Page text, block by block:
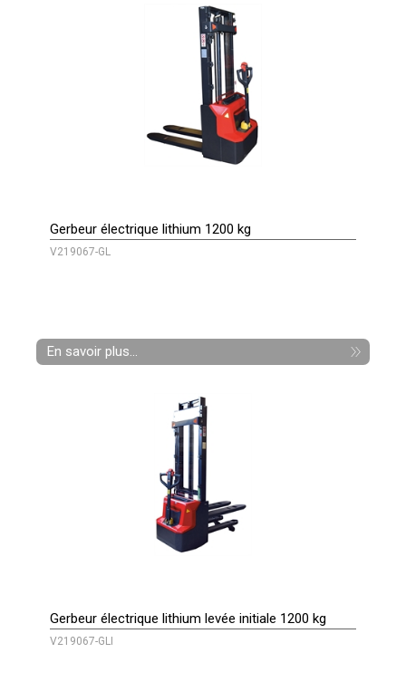
Gerbeur électrique lithium 1200 kg
V219067-GL
En savoir plus...
Gerbeur électrique lithium levée initiale 1200 kg
V219067-GLI